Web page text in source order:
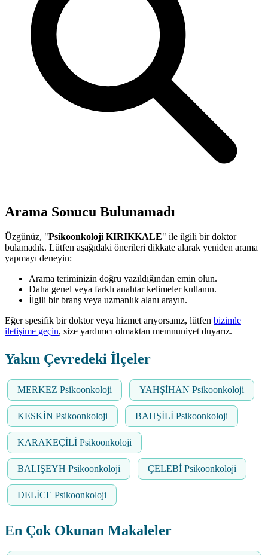
Arama Sonucu Bulunamadı
Üzgünüz, "Psikoonkoloji KIRIKKALE" ile ilgili bir doktor
bulamadık. Lütfen aşağıdaki önerileri dikkate alarak yeniden arama
yapmayı deneyin:
Arama teriminizin doğru yazıldığından emin olun.
Daha genel veya farklı anahtar kelimeler kullanın.
İlgili bir branş veya uzmanlık alanı arayın.
Eğer spesifik bir doktor veya hizmet arıyorsanız, lütfen bizimle
iletişime geçin, size yardımcı olmaktan memnuniyet duyarız.
Yakın Çevredeki İlçeler
MERKEZ Psikoonkoloji YAHŞİHAN Psikoonkoloji
KESKİN Psikoonkoloji BAHŞİLİ Psikoonkoloji
KARAKEÇİLİ Psikoonkoloji
BALIŞEYH Psikoonkoloji ÇELEBİ Psikoonkoloji
DELİCE Psikoonkoloji
En Çok Okunan Makaleler